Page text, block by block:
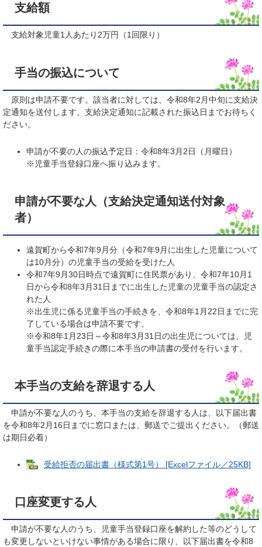
支給額
支給対象児童1人あたり2万円（1回限り）
手当の振込について
原則は申請不要です。該当者に対しては、令和8年2月中旬に支給決
定通知を送付します。支給決定通知に記載された振込日までお待ちく
ださい。
申請が不要の人の振込予定日：令和8年3月2日（月曜日）
※児童手当登録口座へ振り込みます。
申請が不要な人（支給決定通知送付対象
者）
遠賀町から令和7年9月分（令和7年9月に出生した児童について
は10月分）の児童手当の受給を受けた人
令和7年9月30日時点で遠賀町に住民票があり、令和7年10月1
日から令和8年3月31日までに出生した児童の児童手当の認定さ
れた人
※出生児に係る児童手当の手続きを、令和8年1月22日までに完
了している場合は申請不要です。
※令和8年1月23日～令和8年3月31日の出生児については、児
童手当認定手続きの際に本手当の申請書の受付を行います。
本手当の支給を辞退する人
申請が不要な人のうち、本手当の支給を辞退する人は、以下届出書
を令和8年2月16日までに窓口または、郵送でご提出ください。（郵送
は期日必着）
受給拒否の届出書（様式第1号） [Excelファイル／25KB]
口座変更する人
申請が不要な人のうち、児童手当登録口座を解約した等のどうして
も変更しないといけない事情がある場合に限り、以下届出書を令和8